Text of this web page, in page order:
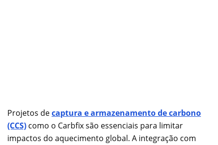
Projetos decaptura e armazenamento de carbono
(CCS) como o Carbfix são essenciais para limitar
impactos do aquecimento global. A integração com